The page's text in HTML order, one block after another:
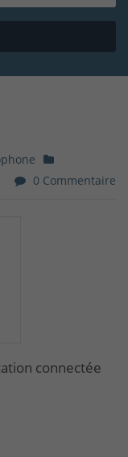
0 Commentaire
connectée